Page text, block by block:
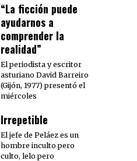
“La ficción puede
ayudarnos a
comprender la
realidad”
El periodista y escritor
asturiano David Barreiro
(Gijón, 1977) presentó el
miércoles
Irrepetible
El jefe de Peláez es un
hombre inculto pero
culto, lelo pero